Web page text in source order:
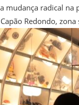
mudança radical
Redondo,